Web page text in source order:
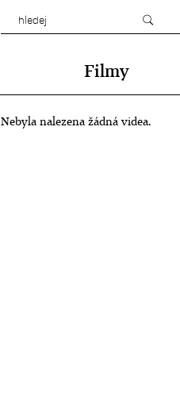
Filmy
Nebyla nalezena žádná videa.